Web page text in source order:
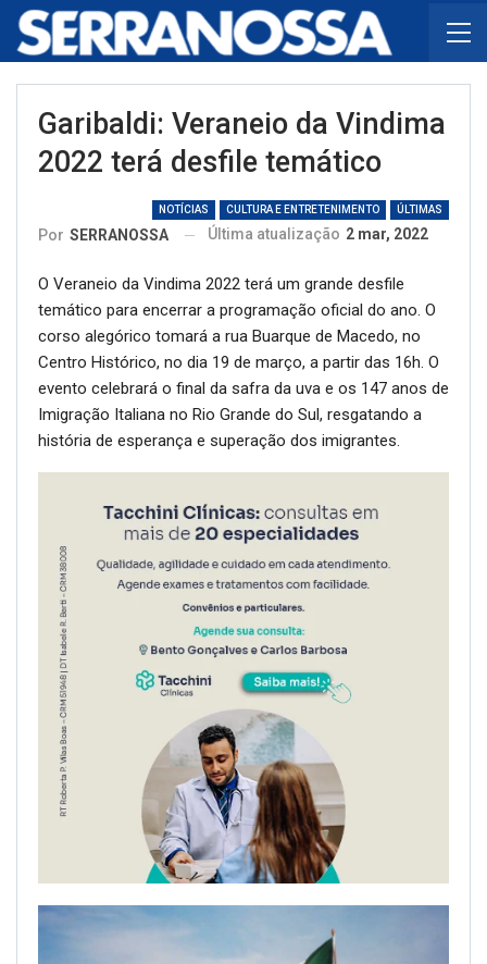
Garibaldi: Veraneio da Vindima
2022 terá desfile temático
NOTÍCIAS CULTURA E ENTRETENIMENTO ÚLTIMAS
Por SERRANOSSA Última atualização 2 mar, 2022
O Veraneio da Vindima 2022 terá um grande desfile
temático para encerrar a programação oficial do ano. O
corso alegórico tomará a rua Buarque de Macedo, no
Centro Histórico, no dia 19 de março, a partir das 16h. O
evento celebrará o final da safra da uva e os 147 anos de
Imigração Italiana no Rio Grande do Sul, resgatando a
história de esperança e superação dos imigrantes.